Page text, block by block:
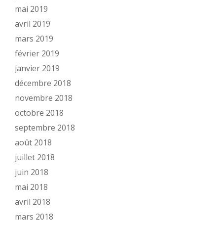
mai 2019
avril 2019
mars 2019
février 2019
janvier 2019
décembre 2018
novembre 2018
octobre 2018
septembre 2018
août 2018
juillet 2018
juin 2018
mai 2018
avril 2018
mars 2018